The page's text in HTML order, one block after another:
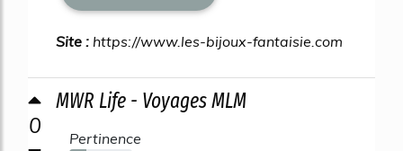
Site : https://www.les-bijoux-fantaisie.com
0
MWR Life - Voyages MLM
Pertinence